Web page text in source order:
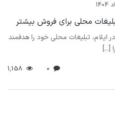
محلی برای فروش بیشتر
ایلام، تبلیغات محلی خود را هدفمند
[...]